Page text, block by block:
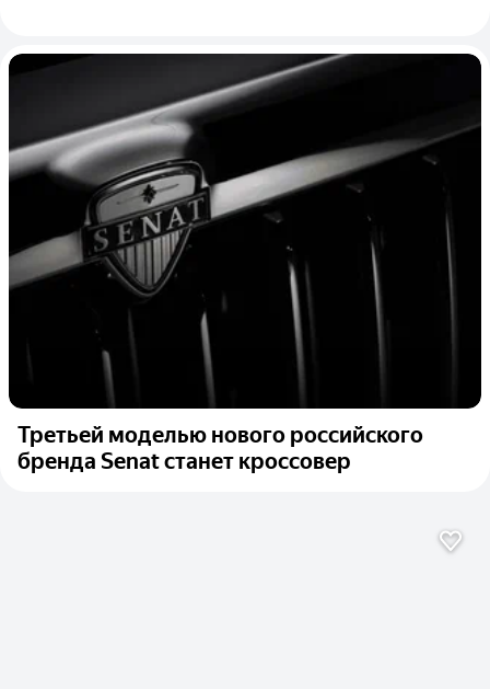
Третьей моделью нового российского
бренда Senat станет кроссовер